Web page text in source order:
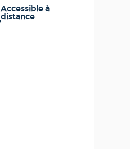
Accessible à
distance